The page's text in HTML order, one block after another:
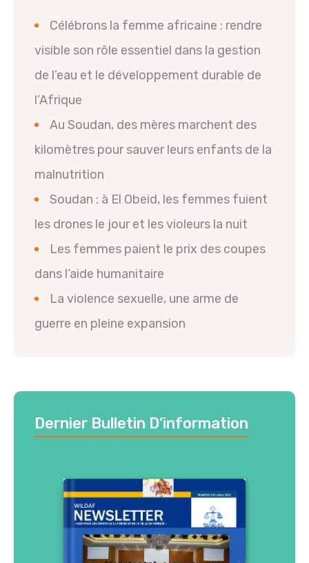
Célébrons la femme africaine : rendre
visible son rôle essentiel dans la gestion
de l’eau et le développement durable de
l’Afrique
Au Soudan, des mères marchent des
kilomètres pour sauver leurs enfants de la
malnutrition
Soudan : à El Obeid, les femmes fuient
les drones le jour et les violeurs la nuit
Les femmes paient le prix des coupes
dans l’aide humanitaire
La violence sexuelle, une arme de
guerre en pleine expansion
Dernier Bulletin D’information